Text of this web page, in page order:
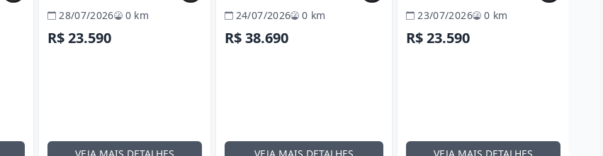
28/07/2026 0 km
R$ 23.590
24/07/2026 0 km
R$ 38.690
23/07/2026 0 km
R$ 23.590